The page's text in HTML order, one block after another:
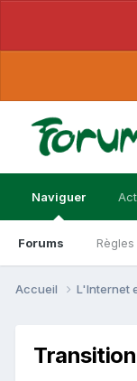
Naviguer
Forums Règles
Accueil L'Internet